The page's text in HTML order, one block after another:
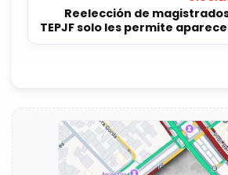
Reelección de
TEPJF solo les permite
boleta: